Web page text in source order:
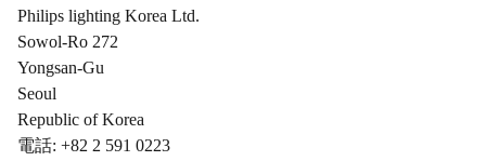
Philips lighting Korea Ltd.
Sowol-Ro 272
Yongsan-Gu
Seoul
Republic of Korea
電話: +82 2 591 0223